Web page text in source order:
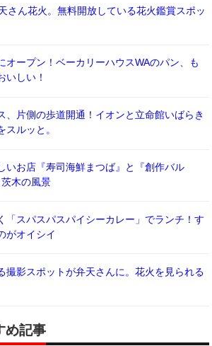
さん花火。無料開放している花火鑑賞スポッ
オープン！ベーカリーハウスWAのパン、も
いしい！
、片側の歩道開通！イオンと立命館いばらき
スルッと。
いお店『寿司海鮮まつば』と『創作バル
茨木の風景
「スパスパスパイシーカレー」でランチ！す
がオイシイ
撮影スポットが弁天さんに。花火を見られる
め記事